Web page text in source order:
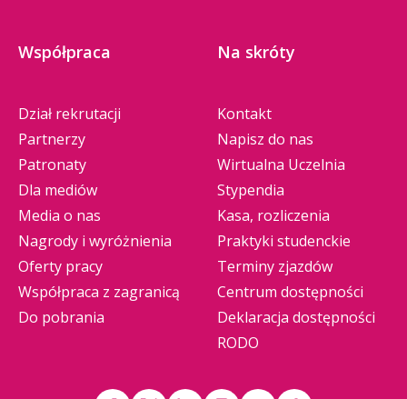
Współpraca
Dział rekrutacji
Partnerzy
Patronaty
Dla mediów
Media o nas
Nagrody i wyróżnienia
Oferty pracy
Współpraca z zagranicą
Do pobrania
Na skróty
Kontakt
Napisz do nas
Wirtualna Uczelnia
Stypendia
Kasa, rozliczenia
Praktyki studenckie
Terminy zjazdów
Centrum dostępności
Deklaracja dostępności
RODO